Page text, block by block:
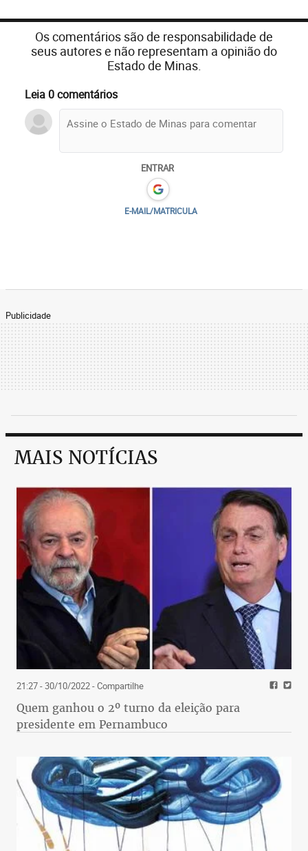
Os comentários são de responsabilidade de
seus autores e não representam a opinião do
Estado de Minas.
Leia 0 comentários
ENTRAR
E-MAIL/MATRICULA
Publicidade
MAIS NOTÍCIAS
21:27 - 30/10/2022- Compartilhe
Quem ganhou o 2º turno da eleição para
presidente em Pernambuco